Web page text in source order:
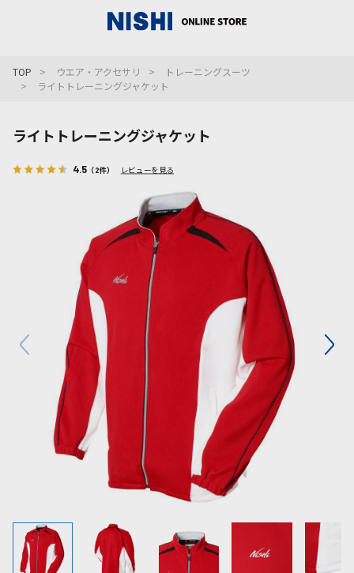
TOP ウエア・アクセサリ
トレーニングスーツ
ライトトレーニングジャケット
ライトトレーニングジャケット
4.5 （2件） レビューを見る